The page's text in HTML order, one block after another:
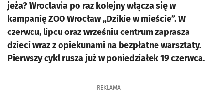
jeża? Wroclavia po raz kolejny włącza się w
kampanię ZOO Wrocław „Dzikie w mieście”. W
czerwcu, lipcu oraz wrześniu centrum zaprasza
dzieci wraz z opiekunami na bezpłatne warsztaty.
Pierwszy cykl rusza już w poniedziałek 19 czerwca.
REKLAMA